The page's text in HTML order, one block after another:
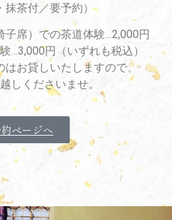
抹茶付／要予約）
子席）での茶道体験…2,000円
…3,000円（いずれも税込）
はお貸しいたしますので、
しくださいませ。
ページへ